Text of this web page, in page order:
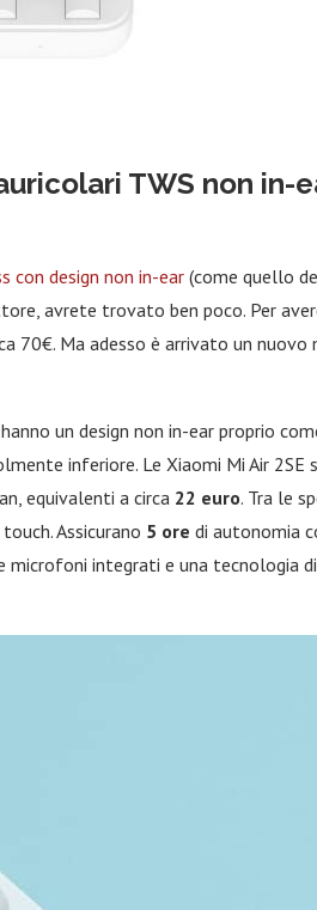
TWS non in-
con design non in-ear (come quello
avrete trovato ben poco. Per
70€. Ma adesso è arrivato un
un design non in-ear proprio
inferiore. Le Xiaomi Mi Air 2SE
equivalenti a circa 22 euro. Tra le
Assicurano 5 ore di autonomia
integrati e una tecnologia